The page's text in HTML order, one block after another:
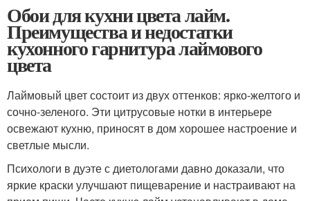
Обои для кухни цвета лайм.
Преимущества и недостатки
кухонного гарнитура лаймового
цвета
Лаймовый цвет состоит из двух оттенков: ярко-желтого и
сочно-зеленого. Эти цитрусовые нотки в интерьере
освежают кухню, приносят в дом хорошее настроение и
светлые мысли.
Психологи в дуэте с диетологами давно доказали, что
яркие краски улучшают пищеварение и настраивают на